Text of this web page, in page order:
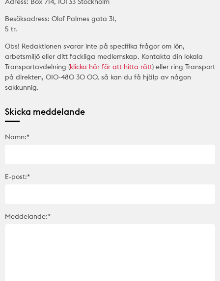
Besöksadress: Olof Palmes gata 31,
5 tr.
Obs! Redaktionen svarar inte på specifika frågor om lön,
arbetsmiljö eller ditt fackliga medlemskap. Kontakta din lokala
Transportavdelning (klicka här för att hitta rätt) eller ring Transport
på direkten, 010-480 30 00, så kan du få hjälp av någon
sakkunnig.
Skicka meddelande
Namn:*
E-post:*
Meddelande:*